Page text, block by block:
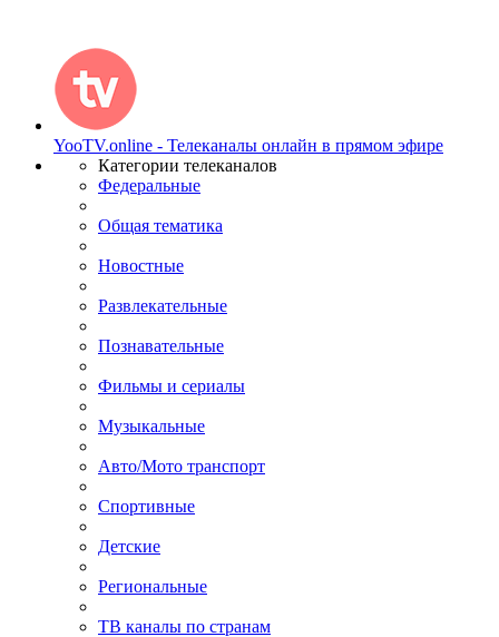
YooTV.online - Телеканалы онлайн в прямом эфире
Категории телеканалов
Федеральные
Общая тематика
Новостные
Развлекательные
Познавательные
Фильмы и сериалы
Музыкальные
Авто/Мото транспорт
Спортивные
Детские
Региональные
ТВ каналы по странам